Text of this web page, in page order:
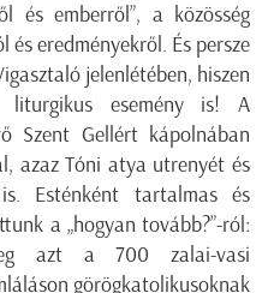
és emberről”, a közösség
eredményekről. És persze
jelenlétében, hiszen
esemény is! A
Szent Gellért kápolnában
azaz Tóni atya utrenyét és
Esténként tartalmas és
a „hogyan tovább?”-ról:
azt a 700 zalai-vasi
görögkatolikusoknak